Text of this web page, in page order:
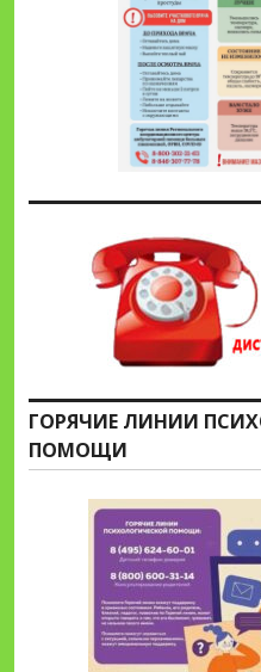
ГОРЯЧИЕ ЛИНИИ
ПОМОЩИ